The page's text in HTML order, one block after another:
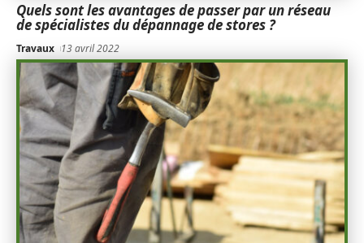
Quels sont les avantages de passer par un réseau
de spécialistes du dépannage de stores ?
Travaux 13 avril 2022